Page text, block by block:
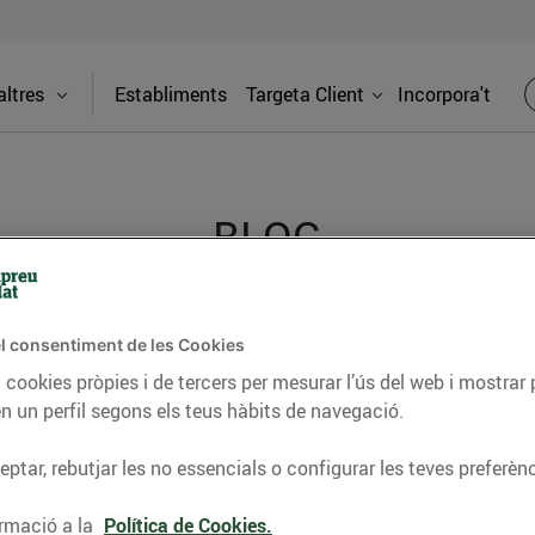
Establiments Targeta Client Incorpora't
BLOG
consells nutricionals, informació d’actualitat
del nostre territori i molts altres temes.
CONSELLS I HÀBITS SALUDABLES ENERGIA
consentiment de les Cookies
pròpies i de tercers per mesurar l’ús del web i
un perfil segons els teus hàbits de navegació.
rebutjar les no essencials o configurar les teves
a la Política de Cookies.